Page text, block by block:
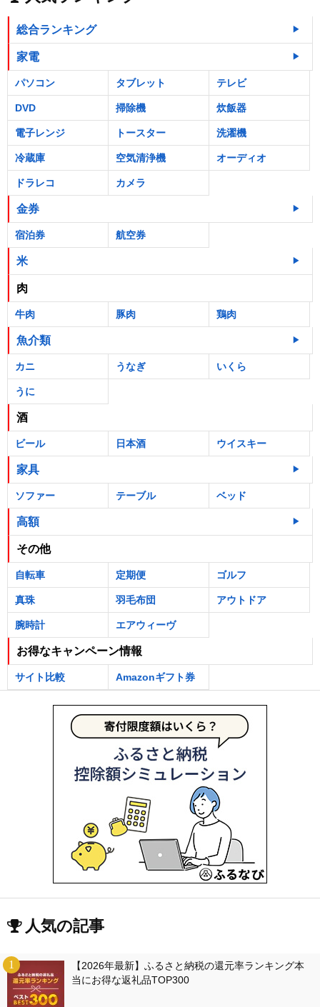
総合ランキング
家電
パソコン タブレット テレビ
DVD 掃除機 炊飯器
電子レンジ トースター 洗濯機
冷蔵庫 空気清浄機 オーディオ
ドラレコ カメラ
金券
宿泊券 航空券
米
肉
牛肉 豚肉 鶏肉
魚介類
カニ うなぎ いくら
うに
酒
ビール 日本酒 ウイスキー
家具
ソファー テーブル ベッド
高額
その他
自転車 定期便 ゴルフ
真珠 羽毛布団 アウトドア
腕時計 エアウィーヴ
お得なキャンペーン情報
サイト比較 Amazonギフト券
人気の記事
【2026年最新】ふるさと納税の還元率ランキング本
当にお得な返礼品TOP300